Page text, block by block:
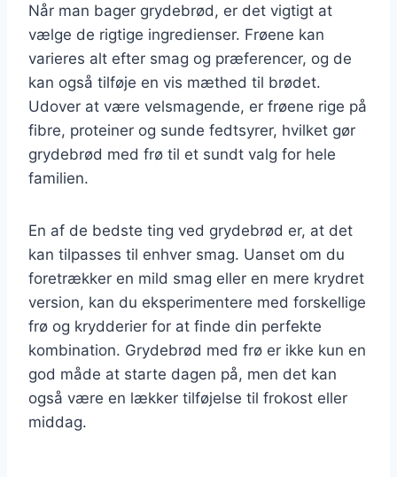
Når man bager grydebrød, er det vigtigt at
vælge de rigtige ingredienser. Frøene kan
varieres alt efter smag og præferencer, og de
kan også tilføje en vis mæthed til brødet.
Udover at være velsmagende, er frøene rige på
fibre, proteiner og sunde fedtsyrer, hvilket gør
grydebrød med frø til et sundt valg for hele
familien.
En af de bedste ting ved grydebrød er, at det
kan tilpasses til enhver smag. Uanset om du
foretrækker en mild smag eller en mere krydret
version, kan du eksperimentere med forskellige
frø og krydderier for at finde din perfekte
kombination. Grydebrød med frø er ikke kun en
god måde at starte dagen på, men det kan
også være en lækker tilføjelse til frokost eller
middag.